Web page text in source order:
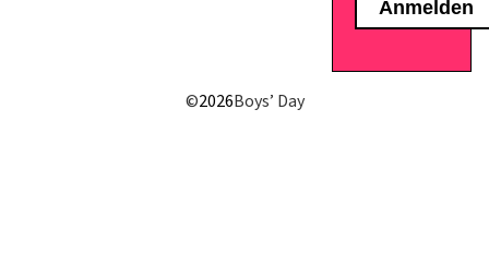
©2026Boys’ Day